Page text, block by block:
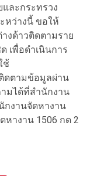
ละกระทรวง
หว่างนี้ ขอให้
งด้าวติดตามราย
เพื่อดำเนินการ
ช้
ดตามข้อมูลผ่าน
มได้ที่สำนักงาน
กงานจัดหางาน
หางาน 1506 กด 2